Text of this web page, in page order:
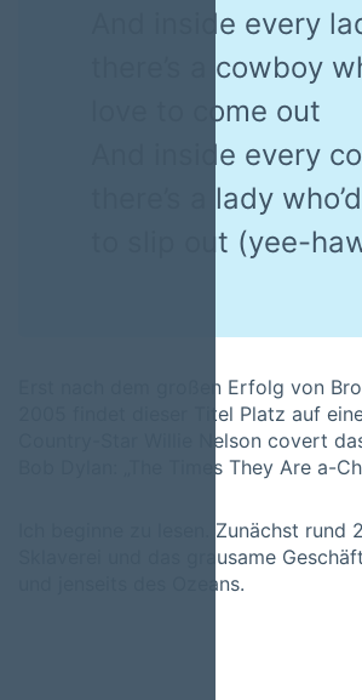
And inside every
there’s a cowboy
love to come out
And inside every
there’s a lady
to slip out (yee-
Erst nach dem großen Erfolg von
2005 findet dieser Titel Platz auf
Country-Star Willie Nelson covert
Bob Dylan: „The Times They Are a-
Ich beginne zu lesen. Zunächst rund
Sklaverei und das grausame
und jenseits des Ozeans.